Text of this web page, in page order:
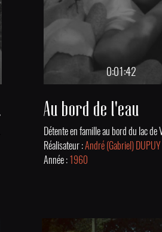
0:01:42
Au bord de l'eau
Réalisateur :André (Gabriel) DUPUY
Année :1960